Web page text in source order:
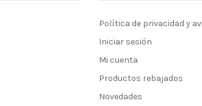
Política de privacidad y
Iniciar sesión
Mi cuenta
Productos rebajados
Novedades